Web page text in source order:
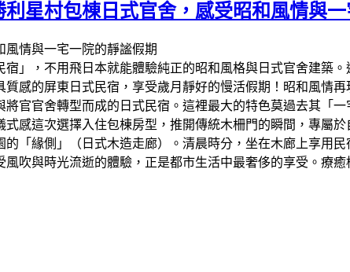
星村包棟日式官舍，感受昭和風情與
」，不用飛日本就能體驗純正的昭和風格與日式官舍建築
感的屏東日式民宿，享受歲月靜好的慢活假期！昭和風情
官官舍轉型而成的日式民宿。這裡最大的特色莫過去其「
感這次選擇入住包棟房型，推開傳統木柵門的瞬間，專屬
「緣側」（日式木造走廊）。清晨時分，坐在木廊上享用民
吹與時光流逝的體驗，正是都市生活中最奢侈的享受。療